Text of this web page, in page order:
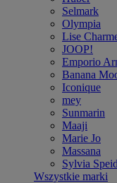
Selmark
Olympia
Lise
JOOP!
Emporio
Banana
Iconique
mey
Sunmarin
Maaji
Marie Jo
Massana
Sylvia
Wszystkie marki